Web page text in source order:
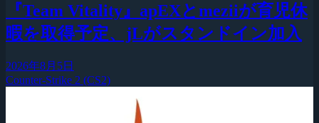
『Team Vitality』apEXとmeziiが育児休
暇を取得予定、jLがスタンドイン加入
2026年8月5日
Counter-Strike 2 (CS2)